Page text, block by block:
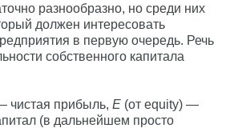
разнообразно, но среди них
должен интересовать
в первую очередь. Речь
собственного капитала
чистая прибыль, E (от equity) —
(в дальнейшем просто